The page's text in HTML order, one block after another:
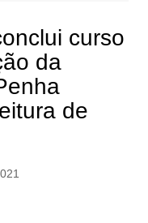
curso
da
de